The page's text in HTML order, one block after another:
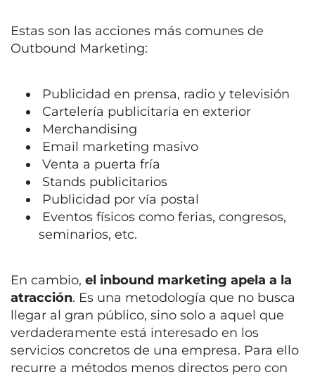
Estas son las acciones más comunes de
Outbound Marketing:
Publicidad en prensa, radio y televisión
Cartelería publicitaria en exterior
Merchandising
Email marketing masivo
Venta a puerta fría
Stands publicitarios
Publicidad por vía postal
Eventos físicos como ferias, congresos,
seminarios, etc.
En cambio, el inbound marketing apela a la
atracción. Es una metodología que no busca
llegar al gran público, sino solo a aquel que
verdaderamente está interesado en los
servicios concretos de una empresa. Para ello
recurre a métodos menos directos pero con